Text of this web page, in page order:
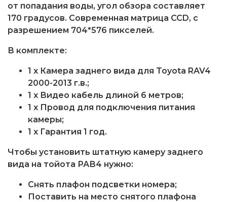
от попадания воды, угол обзора составляет
170 градусов. Современная матрица CCD, с
разрешением 704*576 пикселей.
В комплекте:
1 x Камера заднего вида для Toyota RAV4
2000-2013 г.в.;
1 x Видео кабель длиной 6 метров;
1 x Провод для подключения питания
камеры;
1 x Гарантия 1 год.
Чтобы установить штатную камеру заднего
вида на тойота РАВ4 нужно:
Снять плафон подсветки номера;
Поставить на место снятого плафона